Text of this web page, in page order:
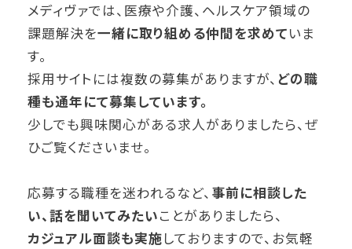
メディヴァでは、医療や介護、ヘルスケア領域の
課題解決を一緒に取り組める仲間を求めていま
す。
採用サイトには複数の募集がありますが、 どの職
種も通年にて募集しています。
少しでも興味関心がある求人がありましたら、ぜ
ひご覧くださいませ。
応募する職種を迷われるなど、 事前に相談した
い、話を聞いてみたいことがありましたら、
カジュアル面談も実施しておりますので、お気軽